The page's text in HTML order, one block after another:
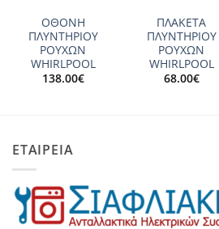
ΟΘΟΝΗ
ΠΛΥΝΤΗΡΙΟΥ
ΡΟΥΧΩΝ
WHIRLPOOL
138.00€
ΠΛΑΚΕΤΑ
ΠΛΥΝΤΗΡΙΟΥ
ΡΟΥΧΩΝ
WHIRLPOOL
68.00€
ΕΤΑΙΡΕΙΑ